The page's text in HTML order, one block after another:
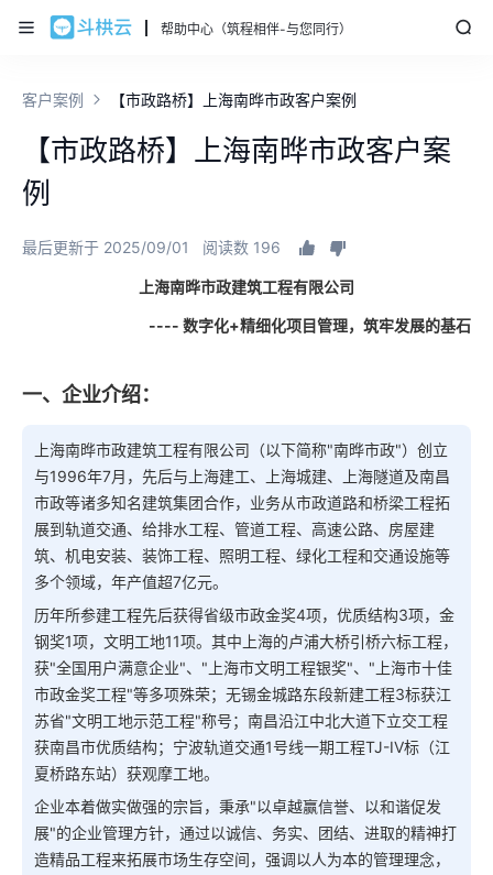
帮助中心（筑程相伴-与您同行）
客户案例 【市政路桥】上海南晔市政客户案例
【市政路桥】上海南晔市政客户案
例
最后更新于 2025/09/01 阅读数 196
上海南晔市政建筑工程有限公司
---- 数字化+精细化项目管理，筑牢发展的基石
一、企业介绍：
上海南晔市政建筑工程有限公司（以下简称"南晔市政"）创立
与1996年7月，先后与上海建工、上海城建、上海隧道及南昌
市政等诸多知名建筑集团合作，业务从市政道路和桥梁工程拓
展到轨道交通、给排水工程、管道工程、高速公路、房屋建
筑、机电安装、装饰工程、照明工程、绿化工程和交通设施等
多个领域，年产值超7亿元。
历年所参建工程先后获得省级市政金奖4项，优质结构3项，金
钢奖1项，文明工地11项。其中上海的卢浦大桥引桥六标工程，
获"全国用户满意企业"、"上海市文明工程银奖"、"上海市十佳
市政金奖工程"等多项殊荣；无锡金城路东段新建工程3标获江
苏省"文明工地示范工程"称号；南昌沿江中北大道下立交工程
获南昌市优质结构；宁波轨道交通1号线一期工程TJ-IV标（江
夏桥路东站）获观摩工地。
企业本着做实做强的宗旨，秉承"以卓越赢信誉、以和谐促发
展"的企业管理方针，通过以诚信、务实、团结、进取的精神打
造精品工程来拓展市场生存空间，强调以人为本的管理理念，